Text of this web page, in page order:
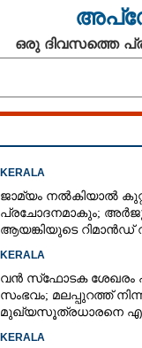
ഒരു ദിവസത്തെ
KERALA
ജാമ്യം നൽകിയാൽ
പ്രചോദനമാകും;
ആയങ്കിയുടെ റിമാൻഡ്
KERALA
വൻ സ്‌ഫോടക ശേഖരം
സംഭവം; മലപ്പുറത്ത്
മുഖ്യസൂത്രധാരനെ
KERALA